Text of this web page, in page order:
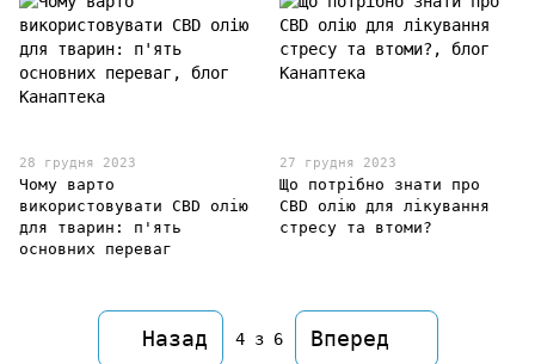
28 грудня 2023
Чому варто
використовувати CBD олію
для тварин: п'ять
основних переваг
27 грудня 2023
Що потрібно знати про
CBD олію для лікування
стресу та втоми?
Назад 4з 6 Вперед